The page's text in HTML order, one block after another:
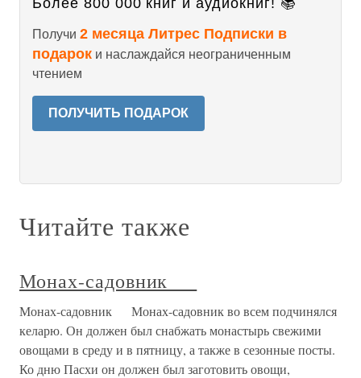
Более 800 000 книг и аудиокниг! 📚
Получи 2 месяца Литрес Подписки в
подарок и наслаждайся неограниченным
чтением
ПОЛУЧИТЬ ПОДАРОК
Читайте также
Монах-садовник
Монах-садовник Монах-садовник во всем подчинялся
келарю. Он должен был снабжать монастырь свежими
овощами в среду и в пятницу, а также в сезонные посты.
Ко дню Пасхи он должен был заготовить овощи,